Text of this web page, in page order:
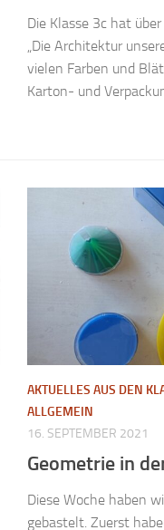
Die Klasse 3c hat
„Die Architektur
vielen Farben und
Karton- und
AKTUELLES AUS DEN
ALLGEMEIN
16. SEPTEMBER 2021
Geometrie in
Diese Woche haben
gebastelt. Zuerst